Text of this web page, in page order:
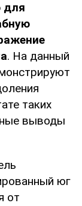
для
. На данный
таких
выводы
юг
от